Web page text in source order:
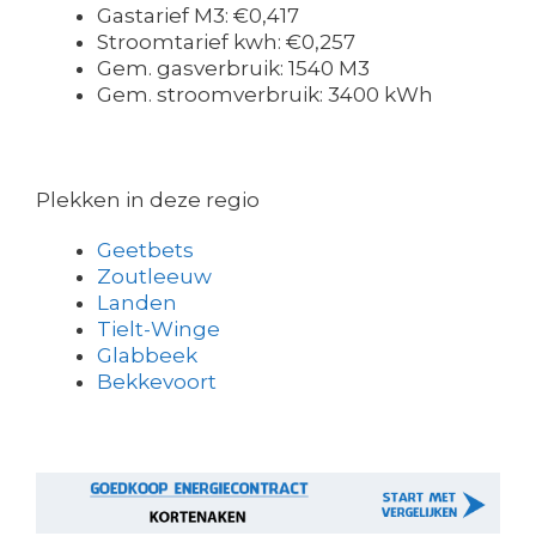
Gastarief M3: €0,417
Stroomtarief kwh: €0,257
Gem. gasverbruik: 1540 M3
Gem. stroomverbruik: 3400 kWh
Plekken in deze regio
Geetbets
Zoutleeuw
Landen
Tielt-Winge
Glabbeek
Bekkevoort